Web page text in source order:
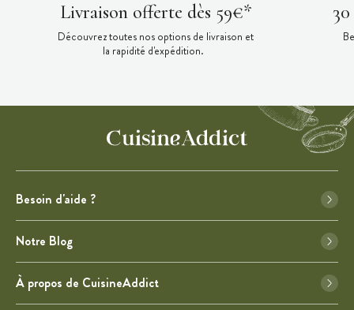
Livraison offerte dès 59€*
Découvrez toutes nos options de livraison et
la rapidité d'expédition.
Besoin d'aide ?
Notre Blog
À propos de CuisineAddict